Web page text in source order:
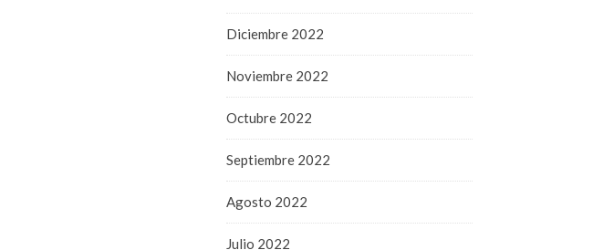
Diciembre 2022
Noviembre 2022
Octubre 2022
Septiembre 2022
Agosto 2022
Julio 2022